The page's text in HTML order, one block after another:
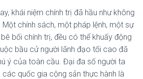
khái niệm chính trị đã hầu như không
chính sách, một pháp lệnh, một sự
bối chính trị, đều có thể khuấy động
bầu cử người lãnh đạo tối cao đã
ý của toàn cầu. Đại đa số người ta
các quốc gia cộng sản thực hành là